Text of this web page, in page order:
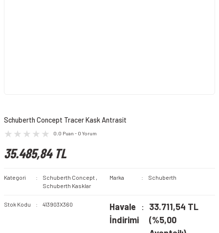
Schuberth Concept Tracer Kask Antrasit
0.0 Puan - 0 Yorum
35.485,84 TL
Kategori Schuberth Concept ,
Schuberth Kasklar
Marka Schuberth
Stok Kodu 413903X360
Havale
İndirimi
33.711,54 TL
(%5,00